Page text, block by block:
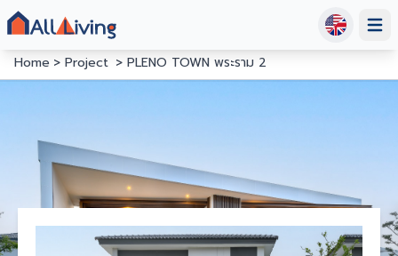
Home
Project PLENO TOWN พระราม 2